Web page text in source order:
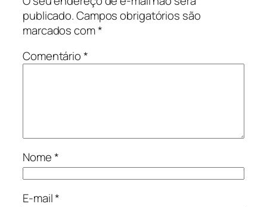
publicado.Campos obrigatórios são
marcados com*
Comentário*
Nome*
E-mail*